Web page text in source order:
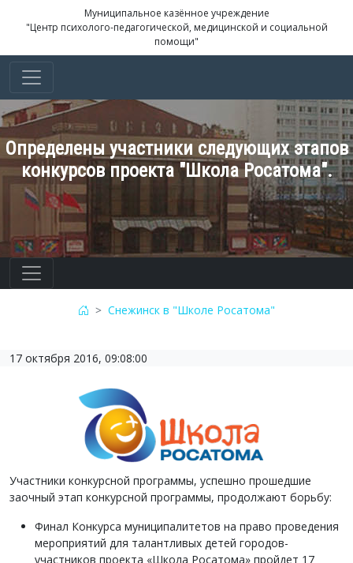
Муниципальное казённое учреждение
"Центр психолого-педагогической, медицинской и социальной
помощи"
Определены участники следующих этапов
конкурсов проекта "Школа Росатома".
Снежинск в "Школе Росатома"
17 октября 2016, 09:08:00
Участники конкурсной программы, успешно прошедшие
заочный этап конкурсной программы, продолжают борьбу:
Финал Конкурса муниципалитетов на право проведения
мероприятий для талантливых детей городов-
участников проекта «Школа Росатома» пройдет 17